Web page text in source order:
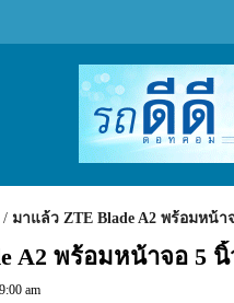
มาแล้ว ZTE Blade A2 พร้อมหน้า
A2 พร้อมหน้าจอ 5 นิ้
am